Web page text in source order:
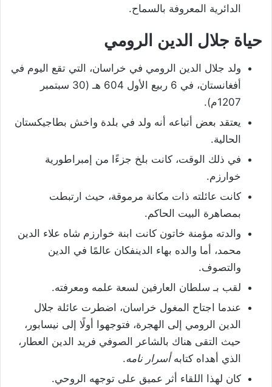
الدائرية المعروفة بالسماح.
حياة جلال الدين الرومي
ولد جلال الدين الرومي في خراسان، التي تقع اليوم في
أفغانستان، في 6 ربيع الأول 604 هـ (30 سبتمبر
1207م).
يعتقد بعض أتباعه أنه ولد في بلدة واخش بطاجيكستان
الحالية.
في ذلك الوقت، كانت بلخ جزءًا من إمبراطورية
خوارزم.
كانت عائلته ذات مكانة مرموقة، حيث ارتبطت
بمصاهرة البيت الحاكم.
والدته مؤمنة خاتون كانت ابنة خوارزم شاه علاء الدين
محمد، أما والده بهاء الدينفكان عالمًا في الدين
والتصوف.
لقب بـ سلطان العارفين لسعة علمه ومعرفته.
عندما اجتاح المغول خراسان، اضطرت عائلة جلال
الدين الرومي إلى الهجرة، فتوجهوا أولًا إلى نيسابور،
حيث التقى هناك بالشاعر الصوفي فريد الدين العطار،
الذي أهداه كتابهأسرار نامه.
كان لهذا اللقاء أثر عميق على توجهه الروحي.